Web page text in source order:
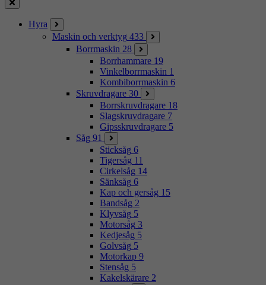
Stäng
Hyra
Maskin och verktyg 433
Borrmaskin 28
Borrhammare 19
Vinkelborrmaskin 1
Kombiborrmaskin 6
Skruvdragare 30
Borrskruvdragare 18
Slagskruvdragare 7
Gipsskruvdragare 5
Såg 91
Sticksåg 6
Tigersåg 11
Cirkelsåg 14
Sänksåg 6
Kap och gersåg 15
Bandsåg 2
Klyvsåg 5
Motorsåg 3
Kedjesåg 5
Golvsåg 5
Motorkap 9
Stensåg 5
Kakelskärare 2